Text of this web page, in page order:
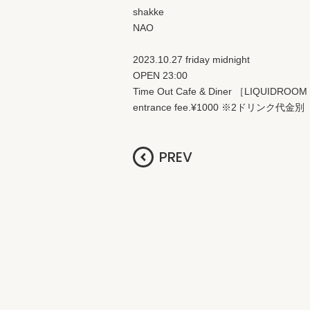
shakke
NAO
2023.10.27 friday midnight
OPEN 23:00
Time Out Cafe & Diner ［LIQUIDROOM
entrance fee.¥1000 ※2ドリンク代金別